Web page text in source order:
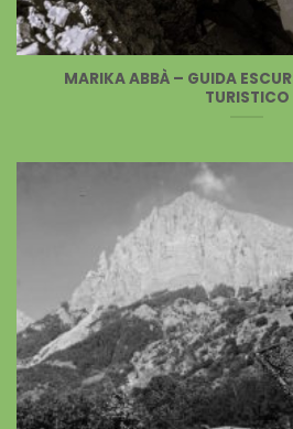
MARIKA ABBÀ – GUIDA
TURISTICO